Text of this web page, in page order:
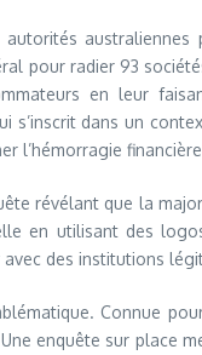
pour radier 93
en leur
s’inscrit dans un
l’hémorragie
révélant que la
en utilisant des
des institutions
Connue
enquête sur place